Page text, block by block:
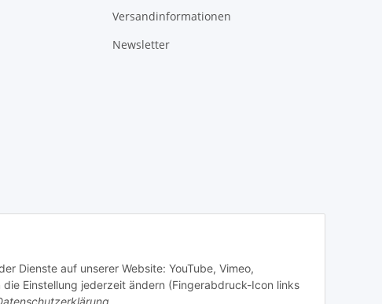
Dienste auf unserer Website: YouTube, Vimeo,
Einstellung jederzeit ändern (Fingerabdruck-Icon links
Versandinformationen
Newsletter